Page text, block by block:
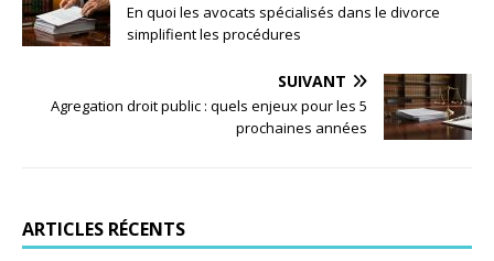
En quoi les avocats spécialisés dans le divorce
simplifient les procédures
SUIVANT
Agregation droit public : quels enjeux pour les 5
prochaines années
ARTICLES RÉCENTS